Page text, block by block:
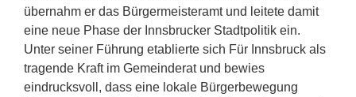
übernahm er das Bürgermeisteramt und leitete damit
eine neue Phase der Innsbrucker Stadtpolitik ein.
Unter seiner Führung etablierte sich Für Innsbruck als
tragende Kraft im Gemeinderat und bewies
eindrucksvoll, dass eine lokale Bürgerbewegung